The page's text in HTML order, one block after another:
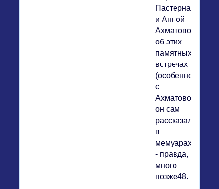
Пастернаком
и Анной
Ахматовой;
об этих
памятных
встречах
(особенно
с
Ахматовой)
он сам
рассказал
в
мемуарах
- правда,
много
позже48.